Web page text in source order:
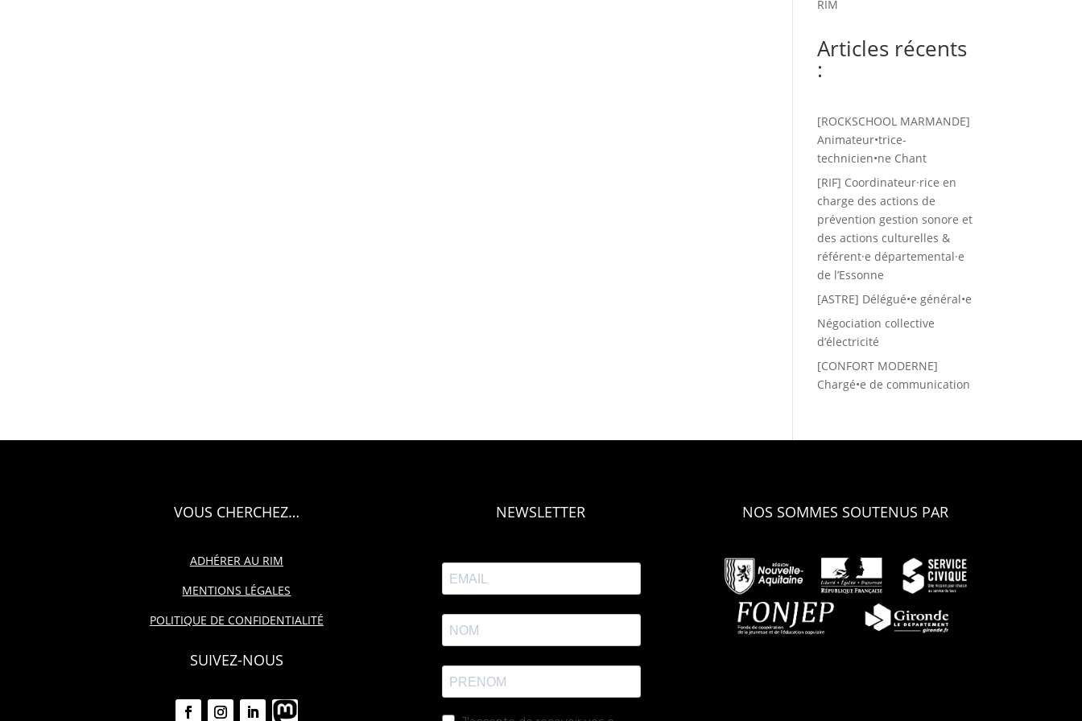
RIM
Articles récents
:
[ROCKSCHOOL MARMANDE]
Animateur•trice-
technicien•ne Chant
[RIF] Coordinateur·rice en
charge des actions de
prévention gestion sonore et
des actions culturelles &
référent·e départemental·e
de l’Essonne
[ASTRE] Délégué•e général•e
Négociation collective
d’électricité
[CONFORT MODERNE]
Chargé•e de communication
VOUS CHERCHEZ…
ADHÉRER AU RIM
MENTIONS LÉGALES
POLITIQUE DE CONFIDENTIALITÉ
SUIVEZ-NOUS
NEWSLETTER NOS SOMMES SOUTENUS PAR